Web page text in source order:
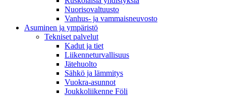
Nuorisovaltuusto
Vanhus- ja vammaisneuvosto
Asuminen ja ympäristö
Tekniset palvelut
Kadut ja tiet
Liikenneturvallisuus
Jätehuolto
Sähkö ja lämmitys
Vuokra-asunnot
Joukkoliikenne Föli